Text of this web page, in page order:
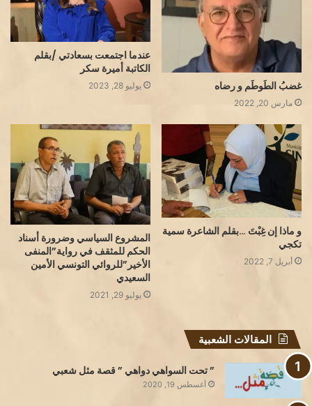
غضبُ الطَوطَم و رضاه
مارس 20, 2022
عندما اجتمعت بسعادتي /بقلم
الكاتبة أميرة سكر
يوليو 28, 2023
و ماذا إن غِبْتَ …بقلم الشاعرة سمية
تكجي
أبريل 7, 2022
المشروع السياسي وضرورة أسناد
الحكم للمثقف في رواية”المنفى
الأخير”للروائي التونسي الأمين
السعيدي
يوليو 29, 2021
المقالات الشعبية
” تحت السواهي دواهي ” قصة مثل شعبي
أغسطس 19, 2020